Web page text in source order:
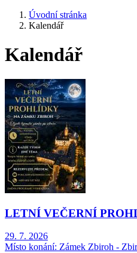
Úvodní stránka
Kalendář
Kalendář
LETNÍ VEČERNÍ
29. 7. 2026
Místo konání: Zámek Zbiroh -